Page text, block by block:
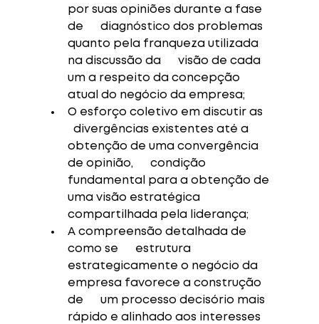
por suas opiniões durante a fase
de      diagnóstico dos problemas
quanto pela franqueza utilizada
na discussão da      visão de cada
um a respeito da concepção
atual do negócio da empresa;
O esforço coletivo em discutir as
  divergências existentes até a
obtenção de uma convergência
de opinião,      condição
fundamental para a obtenção de
uma visão estratégica
compartilhada pela liderança;
A compreensão detalhada de
como se      estrutura
estrategicamente o negócio da
empresa favorece a construção
de      um processo decisório mais
rápido e alinhado aos interesses